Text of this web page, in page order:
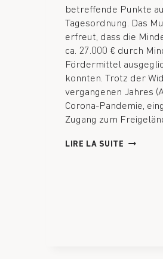
betreffende Punkte
Tagesordnung. Das
erfreut, dass die
ca. 27.000 € durch
Fördermittel
konnten. Trotz der
vergangenen Jahres
Corona-Pandemie,
Zugang zum
LIRE LA SUITE